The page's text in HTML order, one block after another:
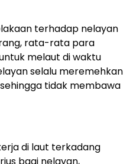
terhadap nelayan
rata-rata para
melaut di waktu
selalu meremehkan
tidak membawa
di laut terkadang